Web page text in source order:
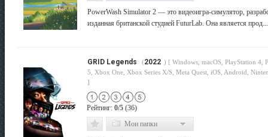
PowerWash Simulator 2 — это видеоигра-симулятор,
изданная британской студией FuturLab. Она является
GRID Legends (2022 ) [ Windows, macOS, PlayStation 4,
5, Xbox One, Xbox Series X/S, Meta Quest, iOS, Android,
]
Рейтинг: 0/5 (36)
Мои папки